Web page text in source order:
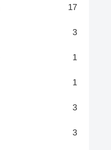
17
3
1
1
3
3